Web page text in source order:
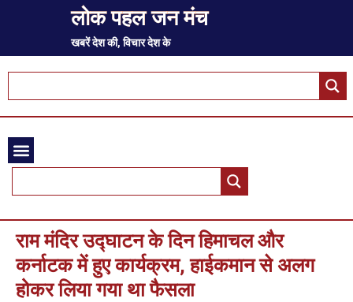
लोक पहल जन मंच
खबरें देश की, विचार देश के
राम मंदिर उद्घाटन के दिन हिमाचल और
कर्नाटक में हुए कार्यक्रम, हाईकमान से अलग
होकर लिया गया था फैसला